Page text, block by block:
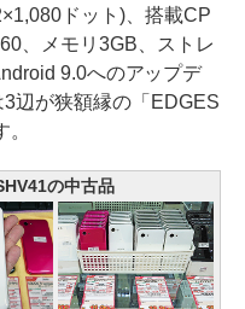
ドット)、搭載CP
、メモリ3GB、ストレ
9.0へのアップデ
辺が狭額縁の「EDGES
の中古品